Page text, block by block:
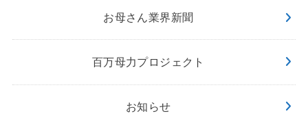
お母さん業界新聞
百万母力プロジェクト
お知らせ